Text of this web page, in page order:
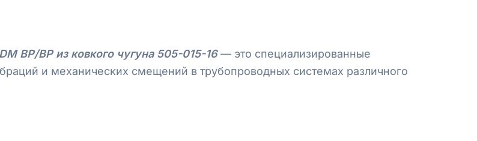
ВР/ВР из ковкого чугуна 505-015-16 — это специализированные
и механических смещений в трубопроводных системах различного